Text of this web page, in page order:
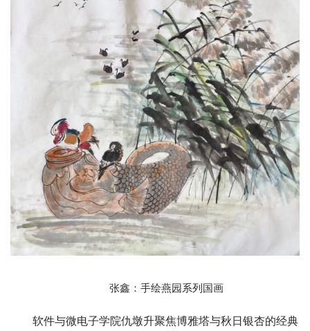
张鑫：手绘燕园系列国画
软件与微电子学院仇墩升聚焦博雅塔与秋日银杏的经典